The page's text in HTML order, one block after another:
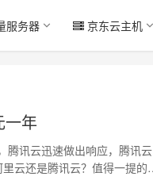
服务器 京东云主机
一年
腾讯云迅速做出响应，腾讯云
云还是腾讯云？值得一提的